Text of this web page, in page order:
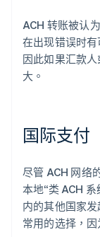
ACH 转账被认
在出现错误时
因此如果汇款
大。
国际支付
尽管 ACH 网络
本地“类 ACH 系
内的其他国家
常用的选择，